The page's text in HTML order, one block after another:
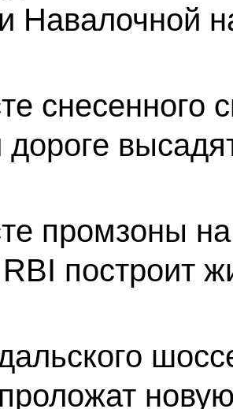
Навалочной
снесенного
промзоны
RBI построит